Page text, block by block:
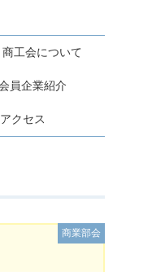
商工会について
員企業紹介
クセス
商業部会